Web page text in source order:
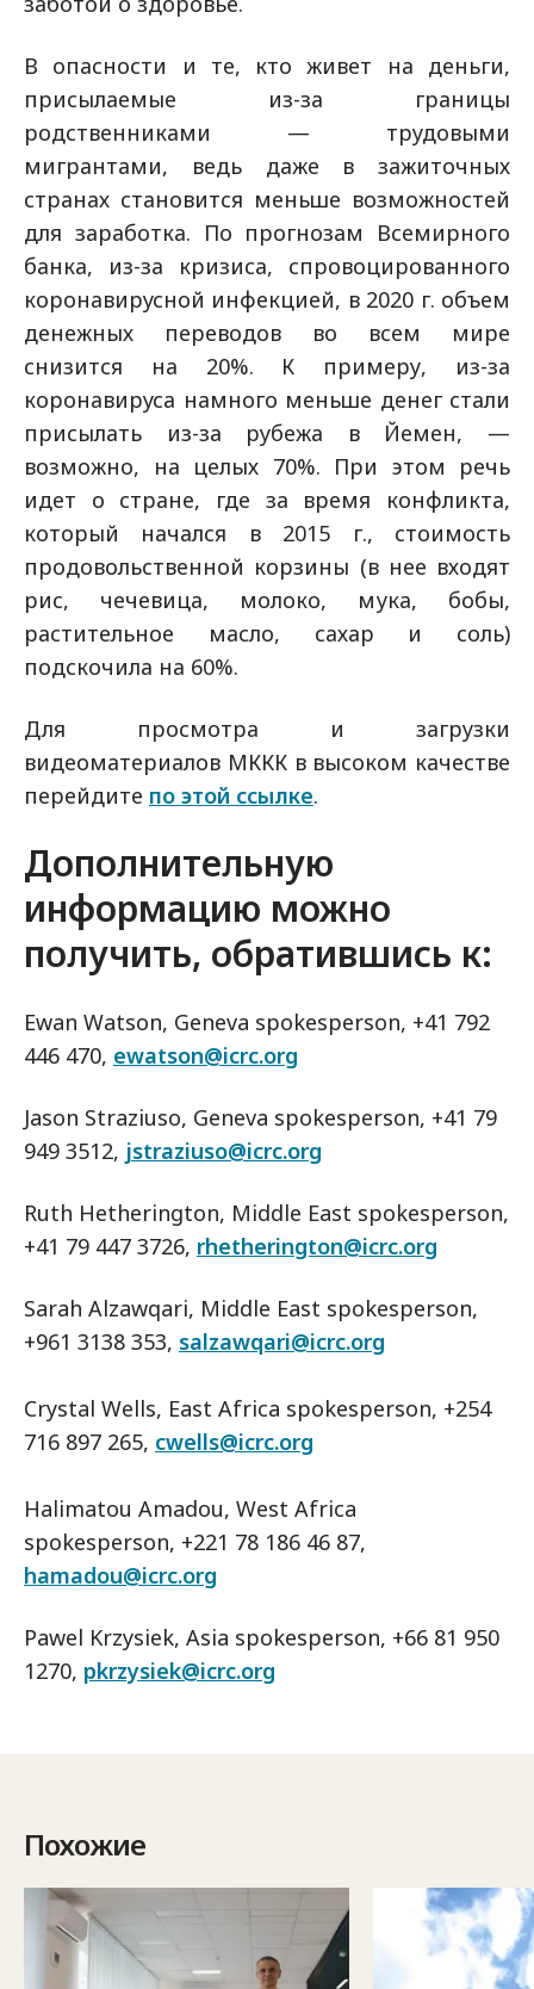
В опасности и те, кто живет на деньги,
присылаемые из-за границы
родственниками — трудовыми
мигрантами, ведь даже в зажиточных
странах становится меньше возможностей
для заработка. По прогнозам Всемирного
банка, из-за кризиса, спровоцированного
коронавирусной инфекцией, в 2020 г. объем
денежных переводов во всем мире
снизится на 20%. К примеру, из-за
коронавируса намного меньше денег стали
присылать из-за рубежа в Йемен, —
возможно, на целых 70%. При этом речь
идет о стране, где за время конфликта,
который начался в 2015 г., стоимость
продовольственной корзины (в нее входят
рис, чечевица, молоко, мука, бобы,
растительное масло, сахар и соль)
подскочила на 60%.
Для просмотра и загрузки
видеоматериалов МККК в высоком качестве
перейдите по этой ссылке.
Дополнительную
информацию можно
получить, обратившись к:
Ewan Watson, Geneva spokesperson, +41 792
446 470, ewatson@icrc.org
Jason Straziuso, Geneva spokesperson, +41 79
949 3512, jstraziuso@icrc.org
Ruth Hetherington, Middle East spokesperson,
+41 79 447 3726, rhetherington@icrc.org
Sarah Alzawqari, Middle East spokesperson,
+961 3138 353, salzawqari@icrc.org
Crystal Wells, East Africa spokesperson, +254
716 897 265, cwells@icrc.org
Halimatou Amadou, West Africa
spokesperson, +221 78 186 46 87,
hamadou@icrc.org
Pawel Krzysiek, Asia spokesperson, +66 81 950
1270, pkrzysiek@icrc.org
Похожие